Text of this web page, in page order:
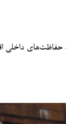
داخلی